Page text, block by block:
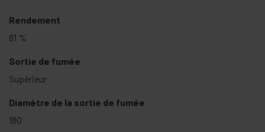
Rendement
81 %
Sortie de fumée
Supérieur
Diamètre de la sortie de fumée
180